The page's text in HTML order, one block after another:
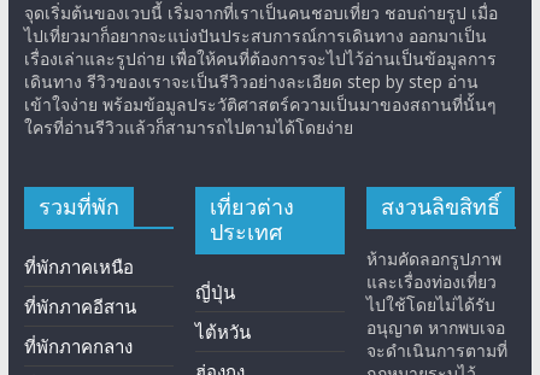
จุดเริ่มต้นของเวบนี้ เริ่มจากที่เราเป็นคนชอบเที่ยว ชอบถ่ายรูป เมื่อ
ไปเที่ยวมาก็อยากจะแบ่งปันประสบการณ์การเดินทาง ออกมาเป็น
เรื่องเล่าและรูปถ่าย เพื่อให้คนที่ต้องการจะไปไว้อ่านเป็นข้อมูลการ
เดินทาง รีวิวของเราจะเป็นรีวิวอย่างละเอียด step by step อ่าน
เข้าใจง่าย พร้อมข้อมูลประวัติศาสตร์ความเป็นมาของสถานที่นั้นๆ
ใครที่อ่านรีวิวแล้วก็สามารถไปตามได้โดยง่าย
รวมที่พัก
ที่พักภาคเหนือ
ที่พักภาคอีสาน
ที่พักภาคกลาง
เที่ยวต่าง
ประเทศ
ญี่ปุ่น
ไต้หวัน
สงวนลิขสิทธิ์
ห้ามคัดลอกรูปภาพ
และเรื่องท่องเที่ยว
ไปใช้โดยไม่ได้รับ
อนุญาต หากพบเจอ
จะดำเนินการตามที่